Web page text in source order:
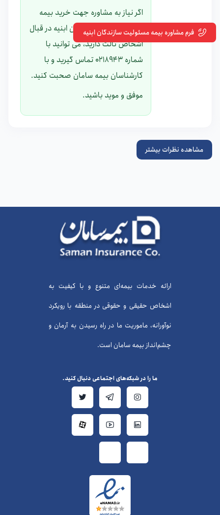
اگر نیاز به مشاوره جهت خرید بیمه
نامه مسئولیت سازندگان ابنیه در قبال
اشخاص ثالث دارید، می توانید با
شماره0218943 تماس گیرید و با
کارشناسان بیمه سامان صحبت کنید.
موفق و موید باشید.
مشاهده نظرات بیشتر
فرم مشاوره بیمه مسئولیت سازندگان ابنیه
ارائه خدمات بیمه‌ای متنوع و با کیفیت به
اشخاص حقیقی و حقوقی در منطقه با رویکرد
نوآورانه، ماموریت ما در راه رسیدن به آرمان و
چشم‌انداز بیمه سامان است.
ما را در شبکه‌های اجتماعی دنبال کنید.